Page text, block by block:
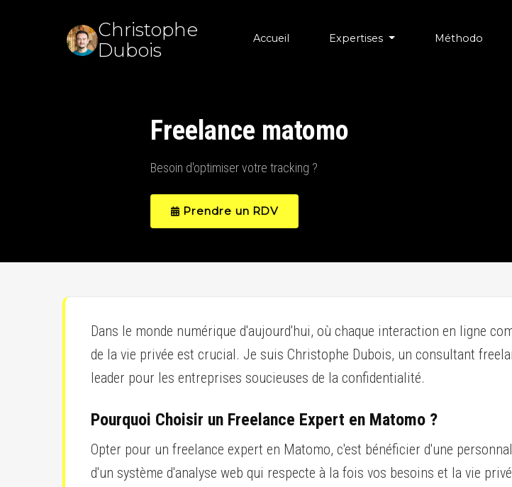
Christophe
Dubois
Accueil Expertises Méthodo
Freelance matomo
Besoin d'optimiser votre tracking ?
Prendre un RDV
Dans le monde numérique d'aujourd'hui, où chaque interaction en ligne
de la vie privée est crucial. Je suis Christophe Dubois, un consultant
leader pour les entreprises soucieuses de la confidentialité.
Pourquoi Choisir un Freelance Expert en Matomo ?
Opter pour un freelance expert en Matomo, c'est bénéficier d'une
d'un système d'analyse web qui respecte à la fois vos besoins et la vie